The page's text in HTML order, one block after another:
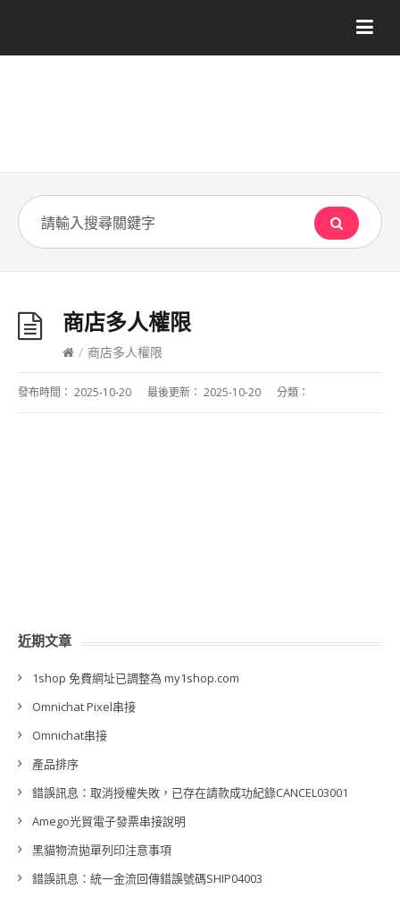
商店多人權限
/ 商店多人權限
發布時間： 2025-10-20 最後更新： 2025-10-20 分類：
近期文章
1shop 免費網址已調整為 my1shop.com
Omnichat Pixel串接
Omnichat串接
產品排序
錯誤訊息：取消授權失敗，已存在請款成功紀錄CANCEL03001
Amego光貿電子發票串接說明
黑貓物流拋單列印注意事項
錯誤訊息：統一金流回傳錯誤號碼SHIP04003